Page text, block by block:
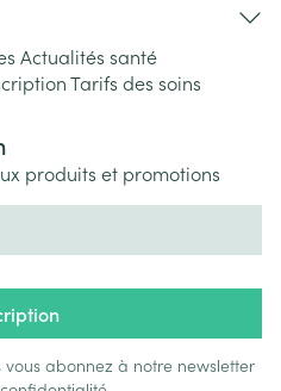
Actualités santé
Tarifs des soins
produits et promotions
abonnez à notre newsletter